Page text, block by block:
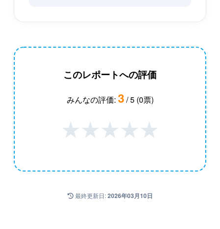
このレポートへの評価
みんなの評価: 3/ 5 (0票)
★★★★★
最終更新日:2026年03月10日